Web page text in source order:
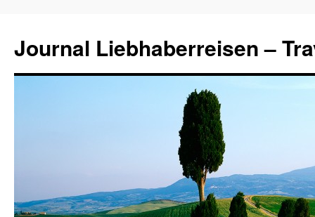
Journal Liebhaberreisen –